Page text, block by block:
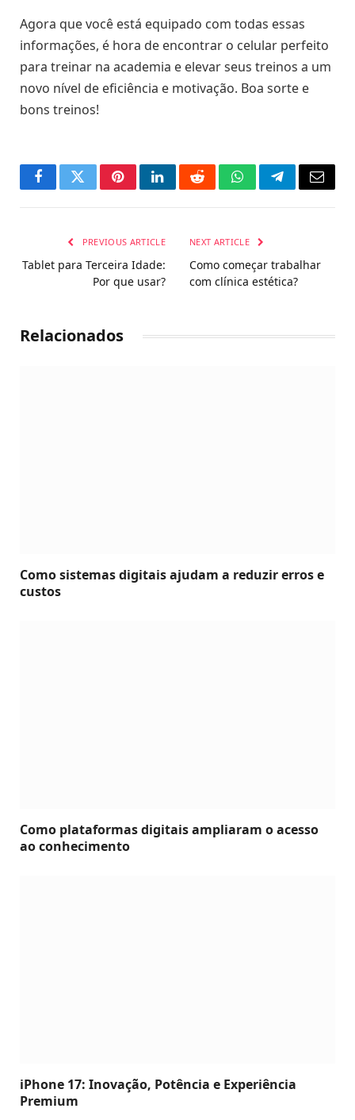
Agora que você está equipado com todas essas
informações, é hora de encontrar o celular perfeito
para treinar na academia e elevar seus treinos a um
novo nível de eficiência e motivação. Boa sorte e
bons treinos!
FacebookTwitterPinterestLinkedInRedditWhatsAppTelegramEmail
PREVIOUS ARTICLE
Tablet para Terceira Idade:
Por que usar?
NEXT ARTICLE
Como começar trabalhar
com clínica estética?
Relacionados
Como sistemas digitais ajudam a reduzir erros e
custos
Como plataformas digitais ampliaram o acesso
ao conhecimento
iPhone 17: Inovação, Potência e Experiência
Premium